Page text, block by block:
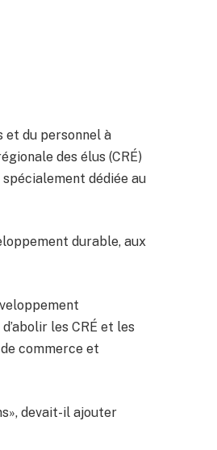
et du personnel à
des élus (CRÉ)
dédiée au
durable, aux
les CRÉ et les
commerce et
devait-il ajouter